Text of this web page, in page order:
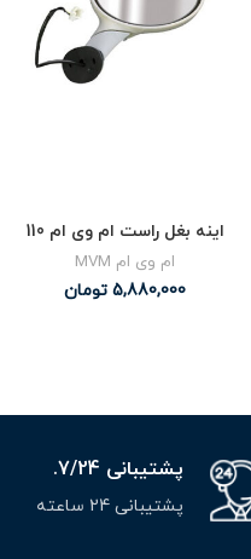
اینه بغل راست ام وی ام 110
ام وی ام MVM
5,880,000 تومان
پشتیبانی 7/24.
پشتیبانی 24 ساعته